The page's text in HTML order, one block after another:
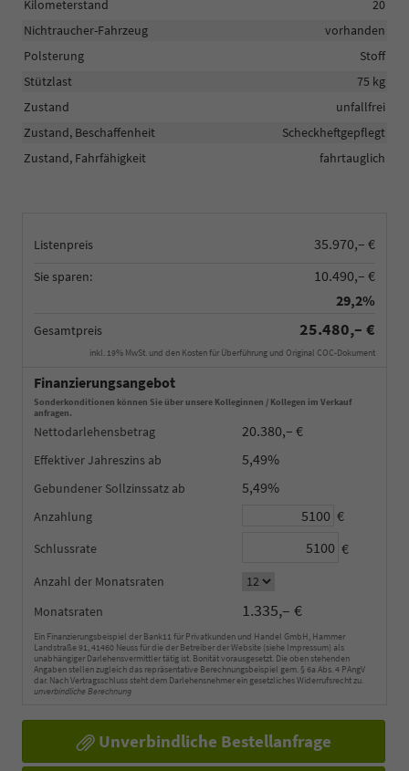
Listenpreis 35.970,– €
Sie sparen:
10.490,– €
29,2%
Gesamtpreis 25.480,– €
inkl. 19% MwSt. und den Kosten für Überführung und Original COC-Dokument
Finanzierungsangebot
Sonderkonditionen können Sie über unsere Kolleginnen / Kollegen im Verkauf
anfragen.
Nettodarlehensbetrag 20.380,– €
Effektiver Jahreszins 5,49%
Gebundener Sollzinssatz 5,49%
Anzahlung €
Schlussrate €
Anzahl der Monatsraten
Monatsraten
1.335,– €
Ein Finanzierungsbeispiel der Bank11 für Privatkunden und Handel GmbH, Hammer
Landstraße 91, 41460 Neuss für die der Betreiber der Website (siehe Impressum) als
unabhängiger Darlehensvermittler tätig ist. Bonität vorausgesetzt. Die oben stehenden
Angaben stellen zugleich das repräsentative Berechnungsbeispiel gem. § 6a Abs. 4 PAngV
dar. Nach Vertragsschluss steht dem Darlehensnehmer ein gesetzliches Widerrufsrecht zu.
unverbindliche Berechnung
Unverbindliche Bestellanfrage
Kilometerstand
20
Nichtraucher-Fahrzeug
vorhanden
Polsterung
Stoff
Stützlast
75 kg
Zustand
unfallfrei
Zustand, Beschaffenheit
Scheckheftgepflegt
Zustand, Fahrfähigkeit
fahrtauglich